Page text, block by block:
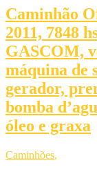
Caminhão
2011, 7848
GASCOM,
máquina de
gerador,
bomba
óleo e graxa
Caminhões,